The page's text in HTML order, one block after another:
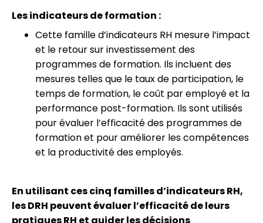
Les indicateurs de formation :
Cette famille d’indicateurs RH mesure l’impact
et le retour sur investissement des
programmes de formation. Ils incluent des
mesures telles que le taux de participation, le
temps de formation, le coût par employé et la
performance post-formation. Ils sont utilisés
pour évaluer l’efficacité des programmes de
formation et pour améliorer les compétences
et la productivité des employés.
En utilisant ces cinq familles d’indicateurs RH,
les DRH peuvent évaluer l’efficacité de leurs
pratiques RH et guider les décisions